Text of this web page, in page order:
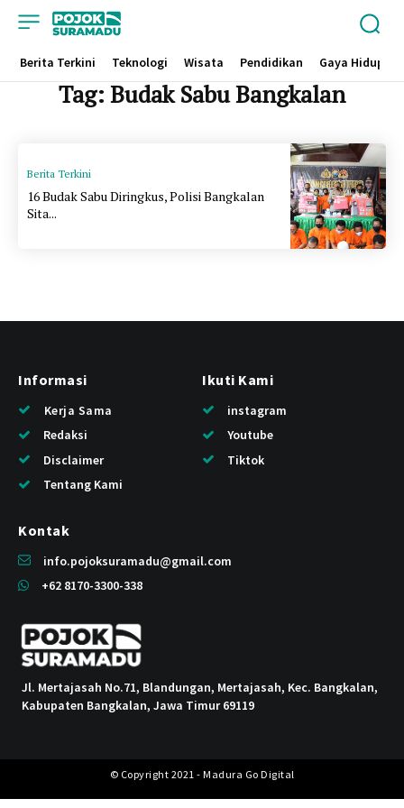
Berita Terkini Teknologi Wisata Pendidikan Gaya Hidup
Tag: Budak Sabu Bangkalan
Berita Terkini
16 Budak Sabu Diringkus, Polisi Bangkalan
Sita...
Informasi
Kerja Sama
Redaksi
Disclaimer
Tentang Kami
Ikuti Kami
instagram
Youtube
Tiktok
Kontak
info.pojoksuramadu@gmail.com
+62 8170-3300-338
Jl. Mertajasah No.71, Blandungan, Mertajasah, Kec. Bangkalan,
Kabupaten Bangkalan, Jawa Timur 69119
© Copyright 2021 - Madura Go Digital